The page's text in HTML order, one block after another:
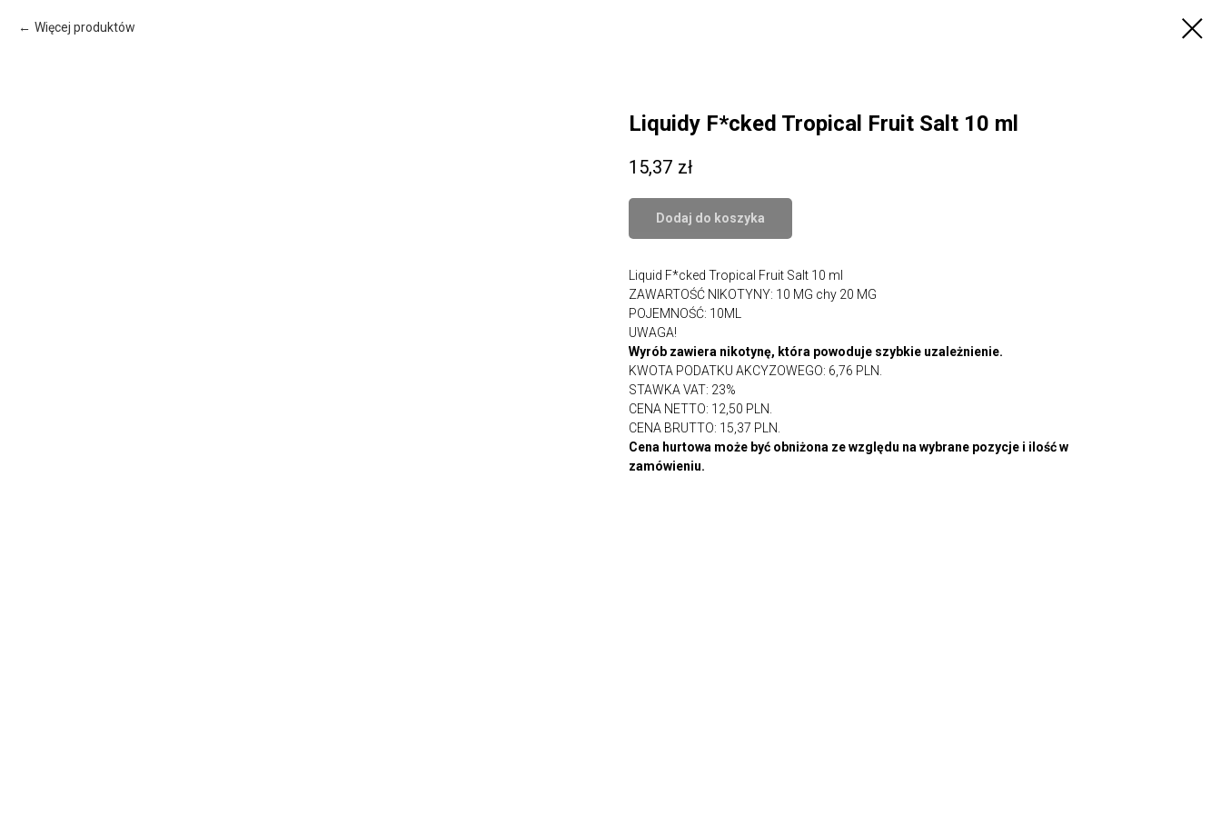
Więcej produktów
Liquidy F*cked Tropical Fruit Salt 10 ml
15,37 zł
Dodaj do koszyka
Liquid F*cked Tropical Fruit Salt 10 ml
ZAWARTOŚĆ NIKOTYNY: 10 MG chy 20 MG
POJEMNOŚĆ: 10ML
UWAGA!
Wyrób zawiera nikotynę, która powoduje szybkie uzależnienie.
KWOTA PODATKU AKCYZOWEGO: 6,76 PLN.
STAWKA VAT: 23%
CENA NETTO: 12,50 PLN.
CENA BRUTTO: 15,37 PLN.
Cena hurtowa może być obniżona ze względu na wybrane pozycje i ilość w
zamówieniu.